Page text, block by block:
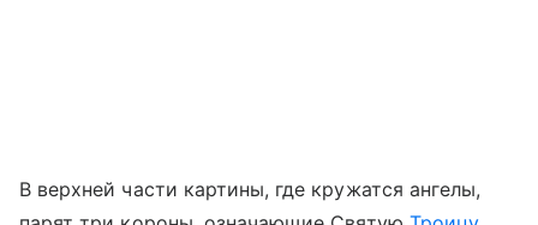
В верхней части картины, где кружатся ангелы,